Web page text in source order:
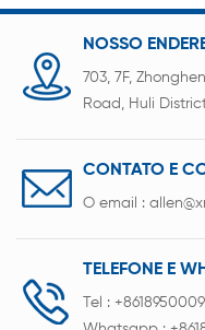
NOSSO
703, 7F,
Road, Huli
CONTATO E
O email :
TELEFONE E
Tel :